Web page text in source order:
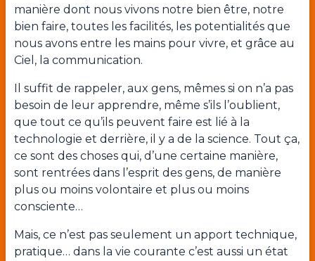
manière dont nous vivons notre bien être, notre
bien faire, toutes les facilités, les potentialités que
nous avons entre les mains pour vivre, et grâce au
Ciel, la communication.
Il suffit de rappeler, aux gens, mêmes si on n’a pas
besoin de leur apprendre, même s’ils l’oublient,
que tout ce qu’ils peuvent faire est lié à la
technologie et derrière, il y a de la science. Tout ça,
ce sont des choses qui, d’une certaine manière,
sont rentrées dans l’esprit des gens, de manière
plus ou moins volontaire et plus ou moins
consciente…
Mais, ce n’est pas seulement un apport technique,
pratique… dans la vie courante c’est aussi un état